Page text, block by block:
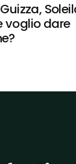
voglio dare